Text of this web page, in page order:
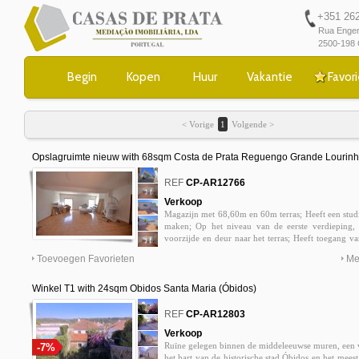
+351 262
Rua
2500-198
Begin Kopen Huur Vakantie
< Vorige 1 Volgende >
Opslagruimte nieuw with 68sqm Costa de Prata Reguengo Grande
0
REF CP-AR12766
Verkoop
Magazijn met 68,60m en 60m terras; Heeft een
maken; Op het niveau van de eerste verdieping,
voorzijde en deur naar het terras; Heeft toegang
baai van São Martinho do Porto, Óbidos,
idiliocorreia@casas-de-prata. pt
Toevoegen Favorieten
Winkel T1 with 24sqm Obidos Santa Maria (Óbidos)
-7%
0
REF CP-AR12803
Verkoop
Ruïne gelegen binnen de middeleeuwse muren,